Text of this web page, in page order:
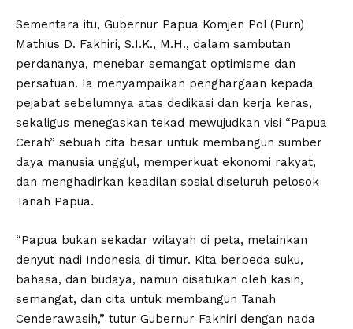
Sementara itu, Gubernur Papua Komjen Pol (Purn)
Mathius D. Fakhiri, S.I.K., M.H., dalam sambutan
perdananya, menebar semangat optimisme dan
persatuan. Ia menyampaikan penghargaan kepada
pejabat sebelumnya atas dedikasi dan kerja keras,
sekaligus menegaskan tekad mewujudkan visi “Papua
Cerah” sebuah cita besar untuk membangun sumber
daya manusia unggul, memperkuat ekonomi rakyat,
dan menghadirkan keadilan sosial diseluruh pelosok
Tanah Papua.
“Papua bukan sekadar wilayah di peta, melainkan
denyut nadi Indonesia di timur. Kita berbeda suku,
bahasa, dan budaya, namun disatukan oleh kasih,
semangat, dan cita untuk membangun Tanah
Cenderawasih,” tutur Gubernur Fakhiri dengan nada